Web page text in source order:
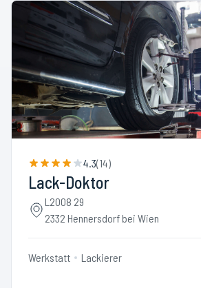
4.3(14)
Lack-Doktor
L2008 29
2332 Hennersdorf bei Wien
Werkstatt Lackierer